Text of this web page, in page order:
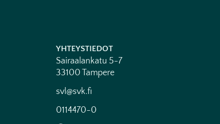
YHTEYSTIEDOT
Sairaalankatu 5-7
33100 Tampere
svl@svk.fi
0114470-0